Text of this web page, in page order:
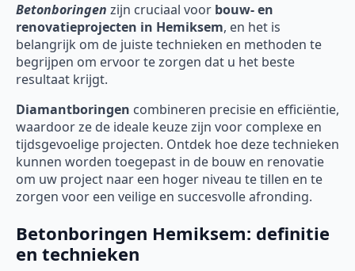
Betonboringen zijn cruciaal voor bouw- en
renovatieprojecten in Hemiksem, en het is
belangrijk om de juiste technieken en methoden te
begrijpen om ervoor te zorgen dat u het beste
resultaat krijgt.
Diamantboringen combineren precisie en efficiëntie,
waardoor ze de ideale keuze zijn voor complexe en
tijdsgevoelige projecten. Ontdek hoe deze technieken
kunnen worden toegepast in de bouw en renovatie
om uw project naar een hoger niveau te tillen en te
zorgen voor een veilige en succesvolle afronding.
Betonboringen Hemiksem: definitie
en technieken